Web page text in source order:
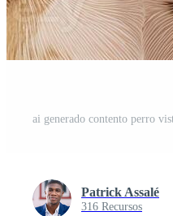
Patrick Assalé
316 Recursos